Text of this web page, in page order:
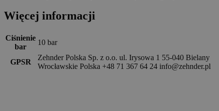
Więcej informacji
Ciśnienie
bar
10 bar
GPSR
Zehnder Polska Sp. z o.o. ul. Irysowa 1 55-040 Bielany
Wrocławskie Polska +48 71 367 64 24 info@zehnder.pl